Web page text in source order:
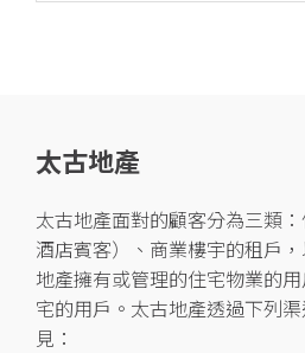
太古地產
太古地產面對的顧客分為三類
酒店賓客）、商業樓宇的租戶
地產擁有或管理的住宅物業的
宅的用戶。太古地產透過下列
見：